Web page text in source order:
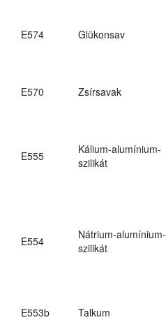
E574 Glükonsav
E570 Zsírsavak
E555
Kálium-alumínium-
szilikát
E554
Nátrium-alumínium-
szilikát
E553b Talkum